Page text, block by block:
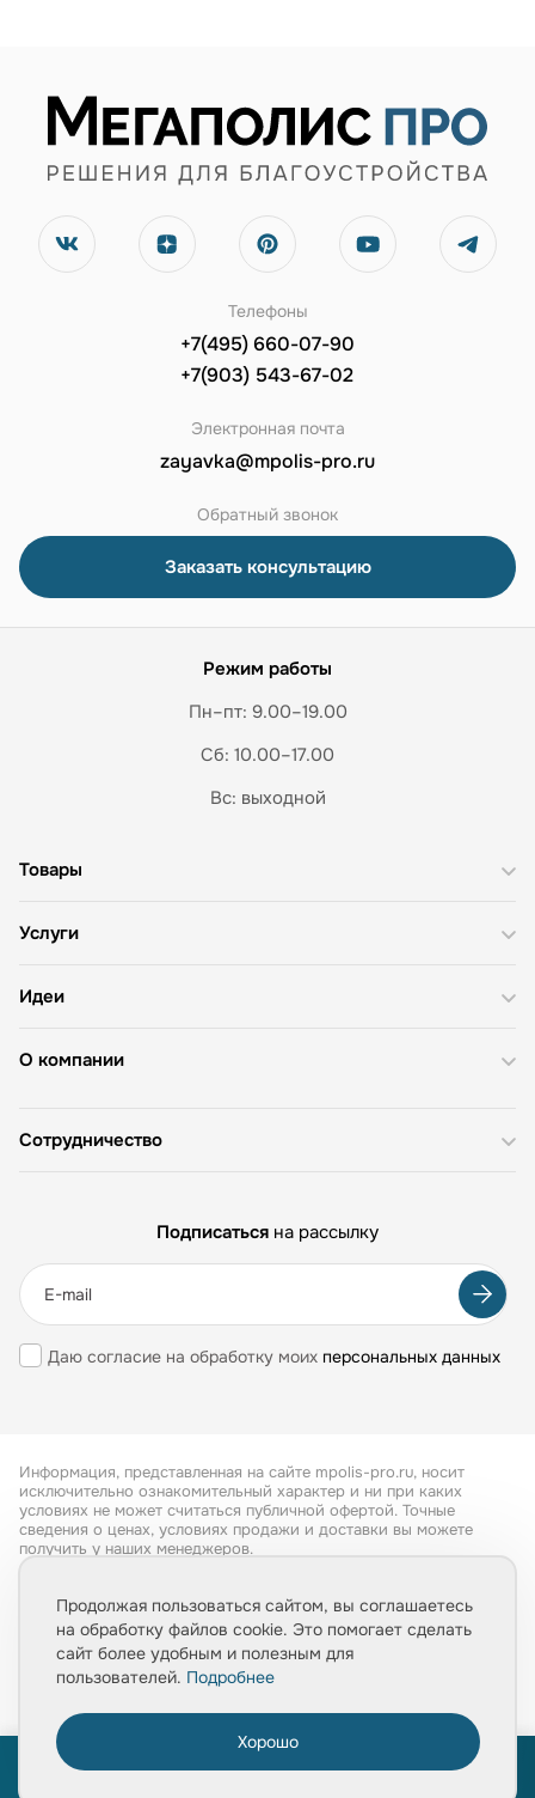
Телефоны
+7(495) 660-07-90
+7(903) 543-67-02
Электронная почта
zayavka@mpolis-pro.ru
Обратный звонок
Заказать консультацию
Режим работы
Пн–пт: 9.00–19.00
Сб: 10.00–17.00
Вс: выходной
О компании
Товары
Услуги
Идеи
Сотрудничество
Подписаться на рассылку
Даю согласие на обработку моих персональных данных
Информация, представленная на сайте mpolis-pro.ru, носит
исключительно ознакомительный характер и ни при каких
условиях не может считаться публичной офертой. Точные
сведения о ценах, условиях продажи и доставки вы можете
получить у наших менеджеров.
Обработка персональных данных
Политика конфиденциальности
Продолжая пользоваться сайтом, вы соглашаетесь
на обработку файлов cookie. Это помогает сделать
сайт более удобным и полезным для
пользователей. Подробнее
Хорошо